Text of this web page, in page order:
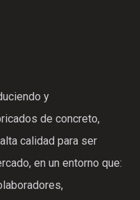
y
de concreto,
calidad para ser
en un entorno que: